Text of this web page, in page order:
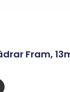
Fram,